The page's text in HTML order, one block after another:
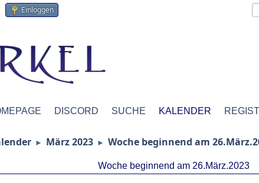
Einloggen
DISCORD SUCHE KALENDER
► März 2023 ► Woche beginnend am
Woche beginnend am 26.März.2023